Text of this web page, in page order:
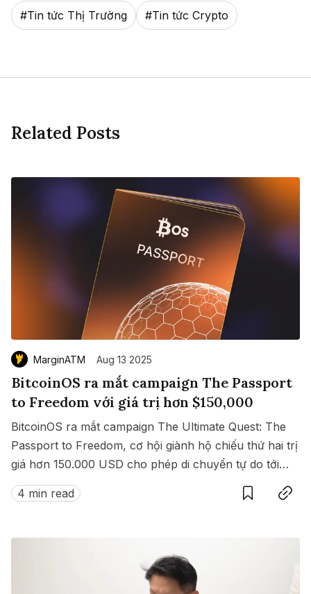
#Tin tức Thị Trường #Tin tức Crypto
Related Posts
MarginATM Aug 13 2025
BitcoinOS ra mắt campaign The Passport
to Freedom với giá trị hơn $150,000
BitcoinOS ra mắt campaign The Ultimate Quest: The
Passport to Freedom, cơ hội giành hộ chiếu thứ hai trị
giá hơn 150.000 USD cho phép di chuyển tự do tới
hàng loạt quốc gia không cần visa.
4 min read
SaveCopy link